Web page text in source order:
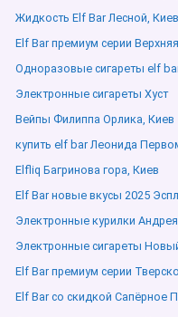
Жидкость Elf Bar Лесной, Киев
Elf Bar премиум серии
Одноразовые сигареты elf
Электронные сигареты Хуст
Вейпы Филиппа Орлика, Киев
купить elf bar Леонида
Elfliq Багринова гора, Киев
Elf Bar новые вкусы 2025
Электронные курилки
Электронные сигареты
Elf Bar премиум серии
Elf Bar со скидкой Сапёрное